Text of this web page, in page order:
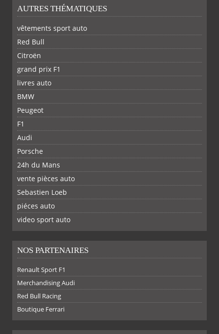
SUR SUR SUR SUR
FACEBOOKTWITTER
AUTRES THÉMATIQUES
vêtements sport auto
Red Bull
Citroën
grand prix F1
livres auto
BMW
Peugeot
F1
Audi
Porsche
24h du Mans
vente pièces auto
Sebastien Loeb
piéces auto
video sport auto
NOS PARTENAIRES
Renault Sport F1
Merchandising Audi
Red Bull Racing
Boutique Ferrari